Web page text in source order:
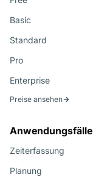
Basic
Standard
Pro
Enterprise
Preise ansehen
Anwendungsfälle
Zeiterfassung
Planung